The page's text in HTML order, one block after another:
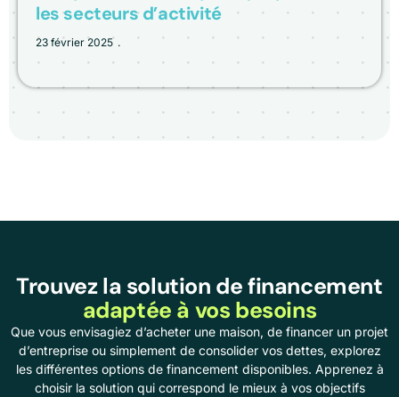
les secteurs d’activité
23 février 2025
Trouvez la solution de financement
adaptée à vos besoins
Que vous envisagiez d’acheter une maison, de financer un projet
d’entreprise ou simplement de consolider vos dettes, explorez
les différentes options de financement disponibles. Apprenez à
choisir la solution qui correspond le mieux à vos objectifs